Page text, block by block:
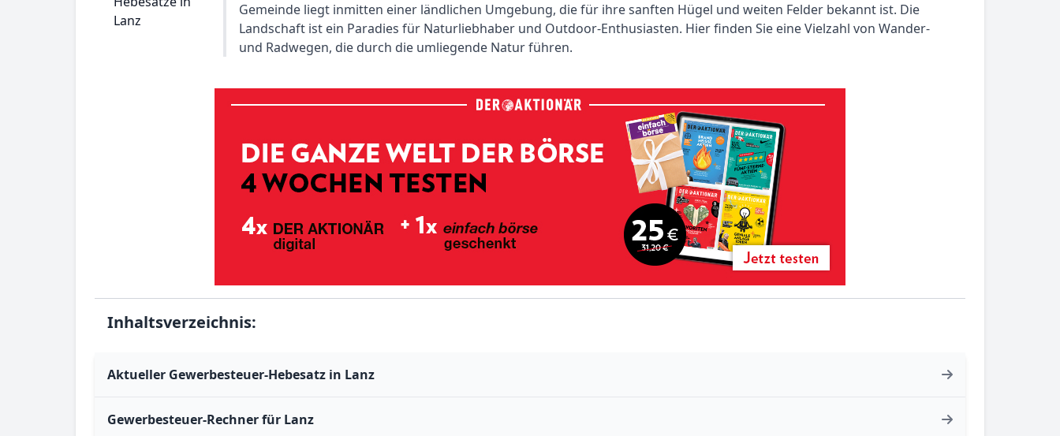
Gemeinde liegt inmitten einer ländlichen Umgebung, die für ihre sanften Hügel und weiten Felder bekannt ist. Die
Landschaft ist ein Paradies für Naturliebhaber und Outdoor-Enthusiasten. Hier finden Sie eine Vielzahl von Wander-
und Radwegen, die durch die umliegende Natur führen.
Inhaltsverzeichnis:
Aktueller Gewerbesteuer-Hebesatz in Lanz
Gewerbesteuer-Rechner für Lanz